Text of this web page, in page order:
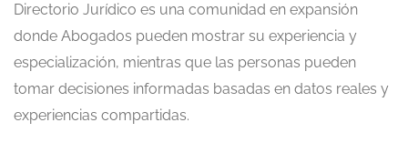
Directorio Jurídico es una comunidad en expansión
donde Abogados pueden mostrar su experiencia y
especialización, mientras que las personas pueden
tomar decisiones informadas basadas en datos reales y
experiencias compartidas.